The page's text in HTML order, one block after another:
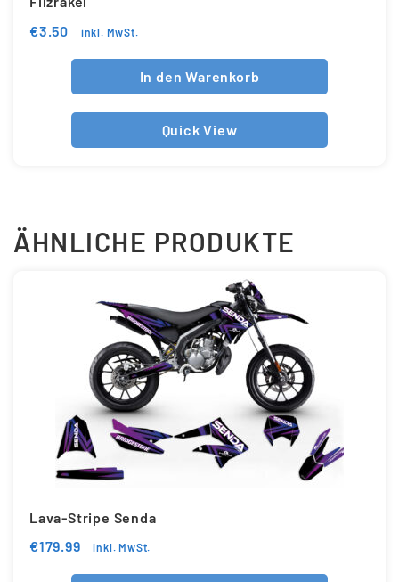
€3.50 inkl. MwSt.
In den Warenkorb
Quick View
ÄHNLICHE PRODUKTE
Lava-Stripe Senda
€179.99 inkl. MwSt.